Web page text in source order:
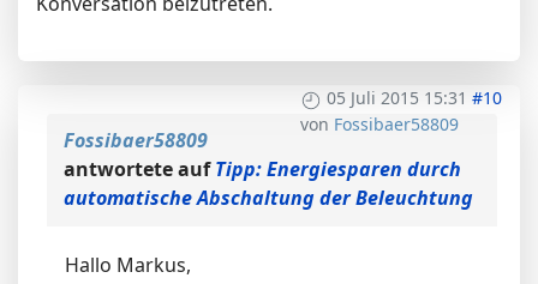
05 Juli 2015 15:31 #10
von Fossibaer58809
Fossibaer58809
antwortete aufTipp: Energiesparen durch
automatische Abschaltung der Beleuchtung
Hallo Markus,